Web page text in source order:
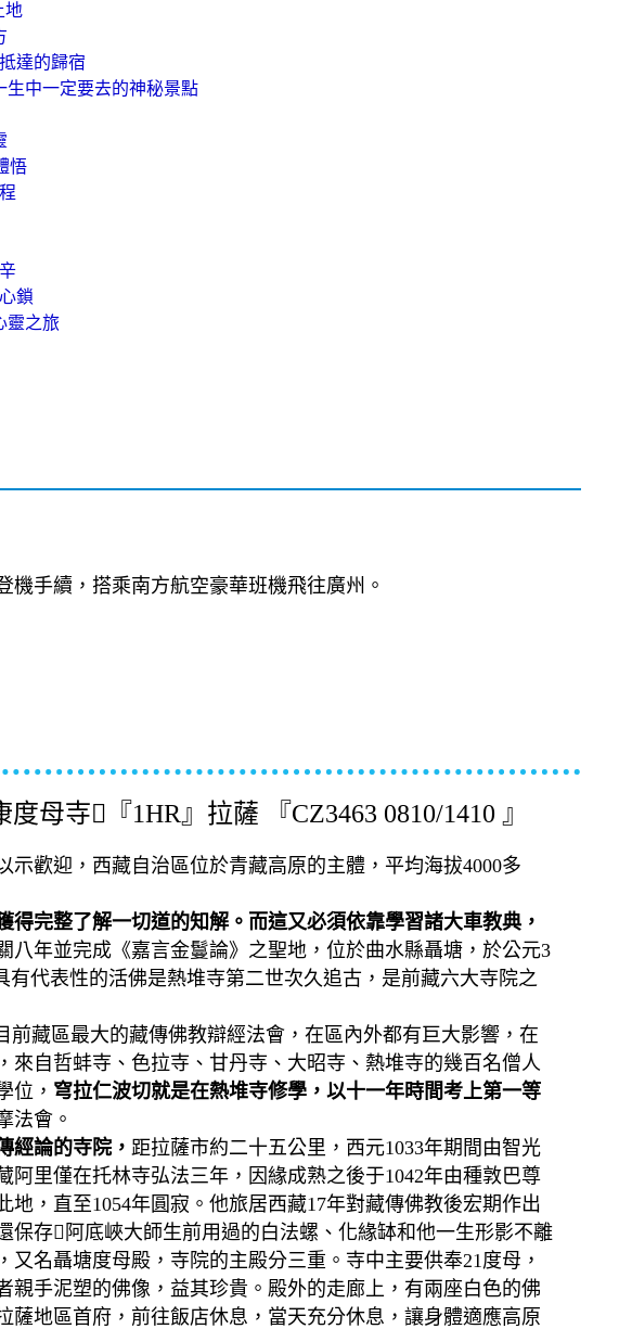
地
達的歸宿
生中一定要去的神秘景點
悟
鎖
靈之旅
手續，搭乘南方航空豪華班機飛往廣州。
母寺『1HR』拉薩 『CZ3463 0810/1410 』
歡迎，西藏自治區位於青藏高原的主體，平均海拔4000多
完整了解一切道的知解。而這又必須依靠學習諸大車教典，
八年並完成《嘉言金鬘論》之聖地，位於曲水縣聶塘，於公元3
代表性的活佛是熱堆寺第二世次久追古，是前藏六大寺院之
藏區最大的藏傳佛教辯經法會，在區內外都有巨大影響，在
自哲蚌寺、色拉寺、甘丹寺、大昭寺、熱堆寺的幾百名僧人
位， 穹拉仁波切就是在熱堆寺修學 ，以十一年時間考上第一等
法會。
經論的寺院， 距拉薩市約二十五公里，西元1033年期間由智光
阿里僅在托林寺弘法三年，因緣成熟之後于1042年由種敦巴尊
，直至1054年圓寂。他旅居西藏17年對藏傳佛教後宏期作出
保存阿底峽大師生前用過的白法螺、化緣缽和他一生形影不離
名聶塘度母殿，寺院的主殿分三重。寺中主要供奉21度母，
手泥塑的佛像，益其珍貴。殿外的走廊上，有兩座白色的佛
地區首府，前往飯店休息，當天充分休息，讓身體適應高原